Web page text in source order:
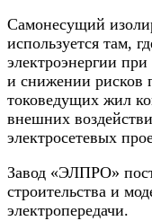
Самонесущий
используется там,
электроэнергии
и снижении рисков
токоведущих жил
внешних
электросетевых
Завод «ЭЛПРО»
строительства и
электропередачи.